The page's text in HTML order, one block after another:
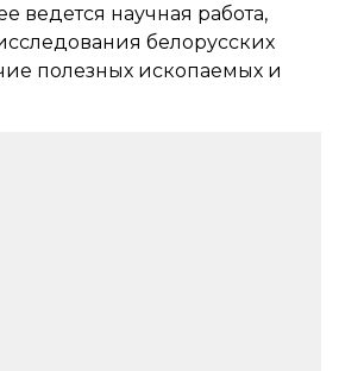
ведется научная работа,
белорусских
полезных ископаемых и